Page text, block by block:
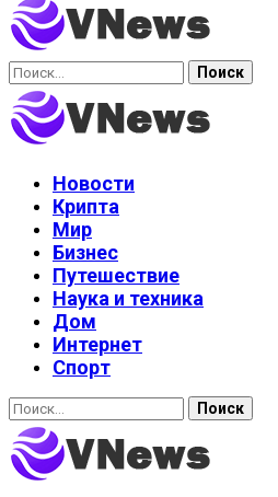
Найти:
Новости
Крипта
Мир
Бизнес
Путешествие
Наука и техника
Дом
Интернет
Спорт
Найти: